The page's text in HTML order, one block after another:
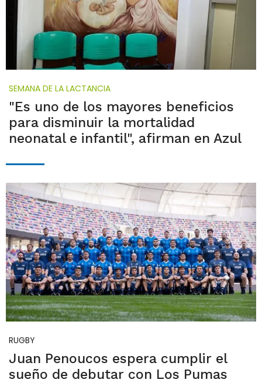
SEMANA DE LA LACTANCIA
"Es uno de los mayores beneficios
para disminuir la mortalidad
neonatal e infantil", afirman en Azul
RUGBY
Juan Penoucos espera cumplir el
sueño de debutar con Los Pumas